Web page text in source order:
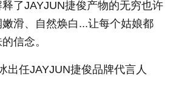
了JAYJUN捷俊产物的无穷也许
滑、自然焕白 ...让每个姑娘都
信念。